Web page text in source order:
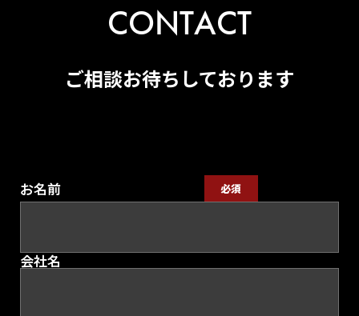
CONTACT
ご相談お待ちしております
お名前 必須
会社名